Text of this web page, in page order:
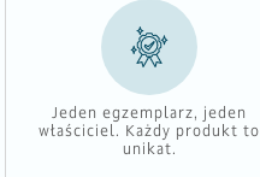
Jeden egzemplarz, jeden
właściciel. Każdy produkt to
unikat.